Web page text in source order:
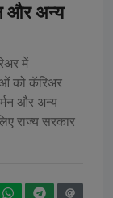
और अन्य
में
को कॅरिअर
और अन्य
राज्य सरकार